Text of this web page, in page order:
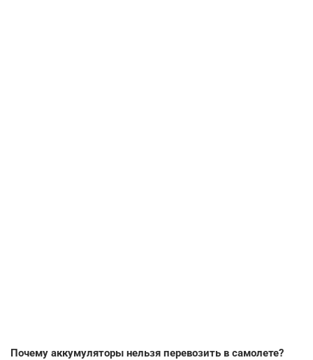
Почему аккумуляторы нельзя перевозить в самолете?